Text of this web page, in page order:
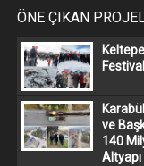
ÖNE ÇIKAN
ve
140